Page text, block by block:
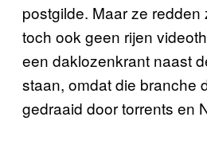
postgilde. Maar ze redden
toch ook geen rijen
een daklozenkrant naast
staan, omdat die branche
gedraaid door torrents en